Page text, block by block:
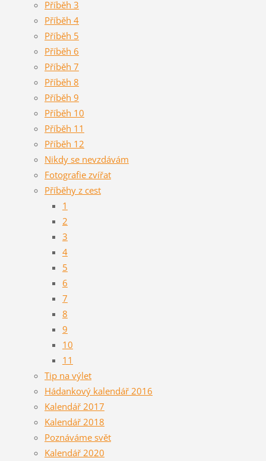
Příběh 3
Příběh 4
Příběh 5
Příběh 6
Příběh 7
Příběh 8
Příběh 9
Příběh 10
Příběh 11
Příběh 12
Nikdy se nevzdávám
Fotografie zvířat
Příběhy z cest
1
2
3
4
5
6
7
8
9
10
11
Tip na výlet
Hádankový kalendář 2016
Kalendář 2017
Kalendář 2018
Poznáváme svět
Kalendář 2020